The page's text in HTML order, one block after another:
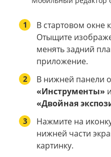
1
В стартовом окне
Отыщите
менять задний
приложение.
2
В нижней панели
«Инструменты»
«Двойная
3
Нажмите на
нижней части
картинку.